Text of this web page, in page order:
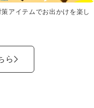
アイテムでお出かけを楽し
ら